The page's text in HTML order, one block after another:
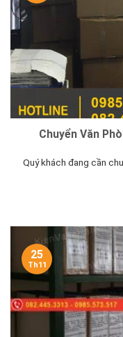
Chuyển Văn
Quý khách đang cần
25
Th11